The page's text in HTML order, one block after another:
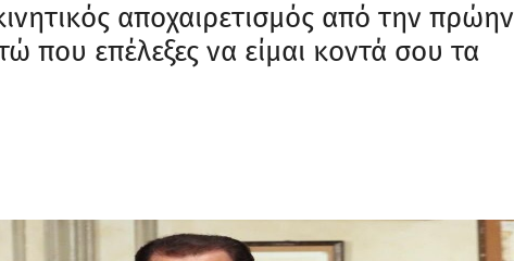
αποχαιρετισμός από την πρώην
που επέλεξες να είμαι κοντά σου τα